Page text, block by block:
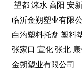
望都 涞水 高阳 安
临沂金朔塑业有限
白沟塑料托盘 塑料
张家口 宣化 张北
金朔塑业有限公司